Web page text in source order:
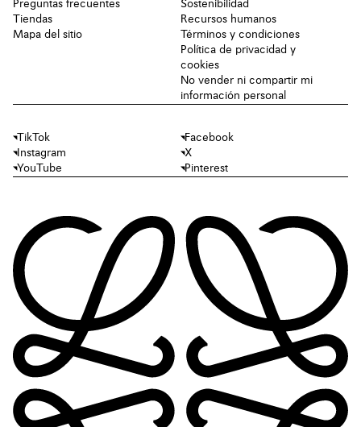
Preguntas frecuentes
Tiendas
Mapa del sitio
Sostenibilidad
Recursos humanos
Términos y condiciones
Política de privacidad y
cookies
No vender ni compartir mi
información personal
TikTok
Facebook
Instagram
X
YouTube
Pinterest